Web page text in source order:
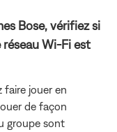
Bose, vérifiez si
Wi-Fi est
faire jouer en
de façon
groupe sont